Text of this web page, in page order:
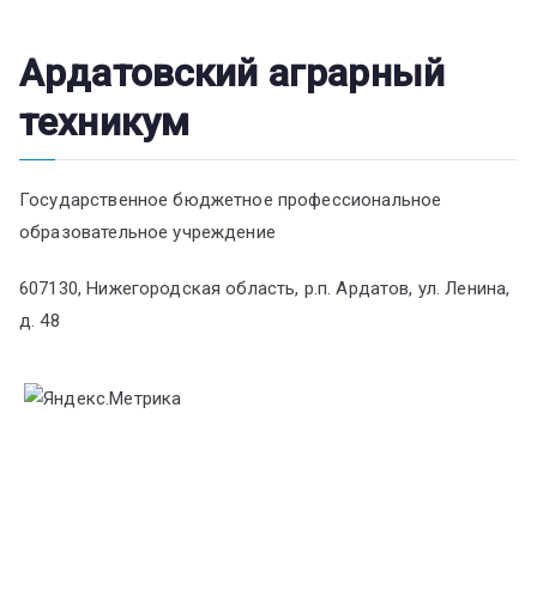
Ардатовский аграрный
техникум
Государственное бюджетное профессиональное
образовательное учреждение
607130, Нижегородская область, р.п. Ардатов, ул. Ленина,
д. 48